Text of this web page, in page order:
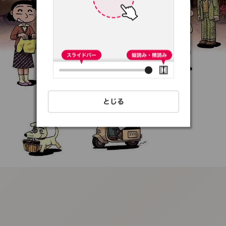
:692.15.692.91:t-